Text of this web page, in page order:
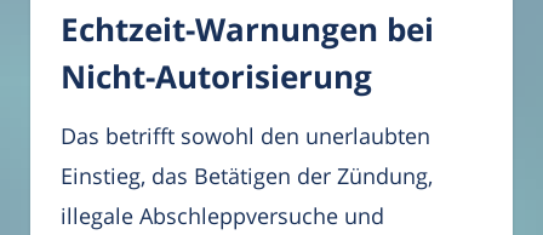
Echtzeit-Warnungen bei
Nicht-Autorisierung
Das betrifft sowohl den unerlaubten
Einstieg, das Betätigen der Zündung,
illegale Abschleppversuche und